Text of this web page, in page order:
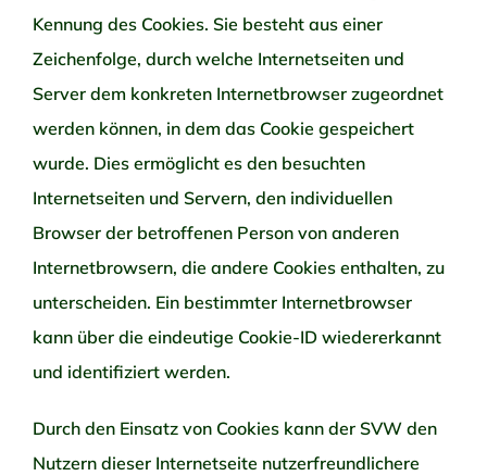
Kennung des Cookies. Sie besteht aus einer
Zeichenfolge, durch welche Internetseiten und
Server dem konkreten Internetbrowser zugeordnet
werden können, in dem das Cookie gespeichert
wurde. Dies ermöglicht es den besuchten
Internetseiten und Servern, den individuellen
Browser der betroffenen Person von anderen
Internetbrowsern, die andere Cookies enthalten, zu
unterscheiden. Ein bestimmter Internetbrowser
kann über die eindeutige Cookie-ID wiedererkannt
und identifiziert werden.
Durch den Einsatz von Cookies kann der SVW den
Nutzern dieser Internetseite nutzerfreundlichere